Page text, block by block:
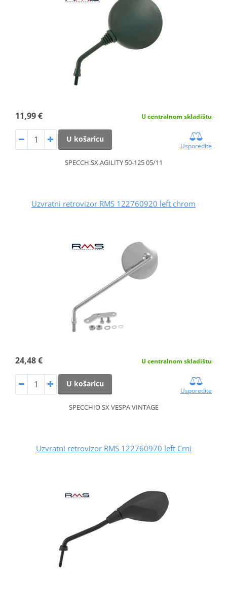
11,99 € U centralnom skladištu
U košaricu
Usporedite
SPECCH.SX.AGILITY 50-125 05/11
Uzvratni retrovizor RMS 122760920 left chrom
24,48 € U centralnom skladištu
U košaricu
Usporedite
SPECCHIO SX VESPA VINTAGE
Uzvratni retrovizor RMS 122760970 left Crni